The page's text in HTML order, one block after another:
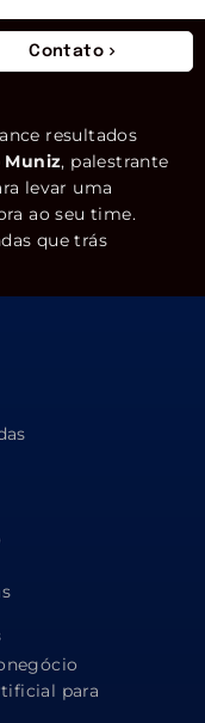
Contato
resultados
Muniz, palestrante
levar uma
ao seu time.
que trás
para